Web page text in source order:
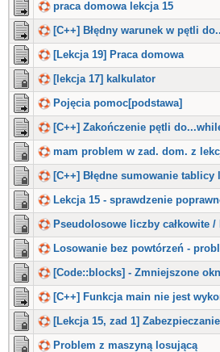
praca domowa lekcja 15
[C++] Błędny warunek w pętli
[Lekcja 19] Praca domowa
[lekcja 17] kalkulator
Pojęcia pomoc[podstawa]
[C++] Zakończenie pętli
mam problem w zad. dom. z
[C++] Błędne sumowanie
Lekcja 15 - sprawdzenie
Pseudolosowe liczby całkowite
Losowanie bez powtórzeń -
[Code::blocks] - Zmniejszone
[C++] Funkcja main nie jest
[Lekcja 15, zad 1]
Problem z maszyną losującą